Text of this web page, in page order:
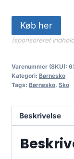
Køb her
(sponsoreret
Varenummer (SKU):
Kategori: Børnesko
Tags: Børnesko, Sko
Beskrivelse